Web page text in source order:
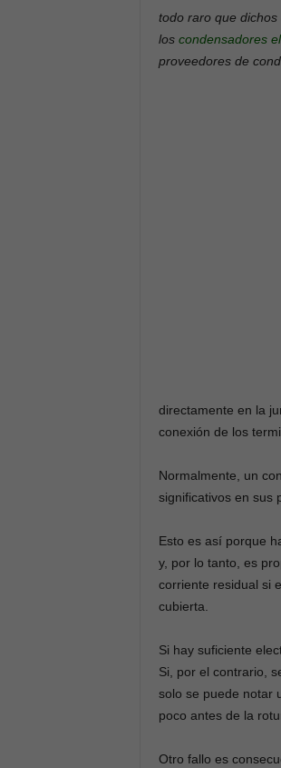
todo raro que
los condensadores
proveedores de
directamente en la
conexión de los
Normalmente, un
significativos en sus
Esto es así porque
y, por lo tanto, es
corriente residual si
cubierta.
Si hay suficiente
Si, por el contrario,
solo se puede notar
poco antes de la
Otro fallo es